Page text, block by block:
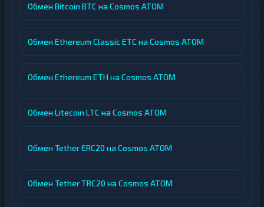
Обмен Bitcoin BTC на Cosmos ATOM
Обмен Ethereum Classic ETC на Cosmos ATOM
Обмен Ethereum ETH на Cosmos ATOM
Обмен Litecoin LTC на Cosmos ATOM
Обмен Tether ERC20 на Cosmos ATOM
Обмен Tether TRC20 на Cosmos ATOM